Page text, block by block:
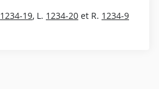
1234-19, L. 1234-20 et R. 1234-9